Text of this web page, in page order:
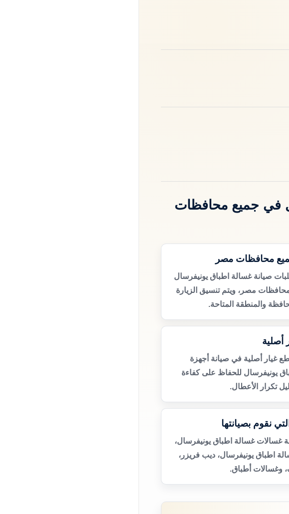
في جميع محافظات
محافظات مصر
صيانة غسالة اطباق يونيفرسال
مصر، ويتم تنسيق الزيارة
والمنطقة المتاحة.
أصلية
غيار أصلية في صيانة أجهزة
يونيفرسال للحفاظ على كفاءة
تكرار الأعطال.
نقوم بصيانتها
غسالات غسالة اطباق يونيفرسال،
اطباق يونيفرسال، ديب فريزر،
وغسالات أطباق.